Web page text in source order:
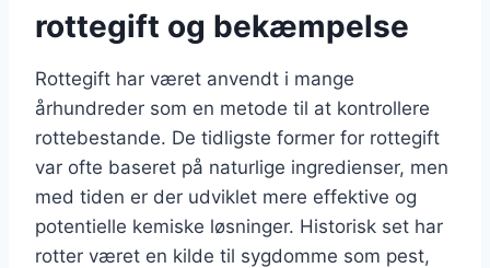
rottegift og bekæmpelse
Rottegift har været anvendt i mange
århundreder som en metode til at kontrollere
rottebestande. De tidligste former for rottegift
var ofte baseret på naturlige ingredienser, men
med tiden er der udviklet mere effektive og
potentielle kemiske løsninger. Historisk set har
rotter været en kilde til sygdomme som pest,